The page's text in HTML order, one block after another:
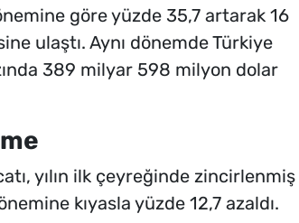
göre yüzde 35,7 artarak 16
ulaştı. Aynı dönemde Türkiye
389 milyar 598 milyon dolar
yılın ilk çeyreğinde zincirlenmiş
kıyasla yüzde 12,7 azaldı.